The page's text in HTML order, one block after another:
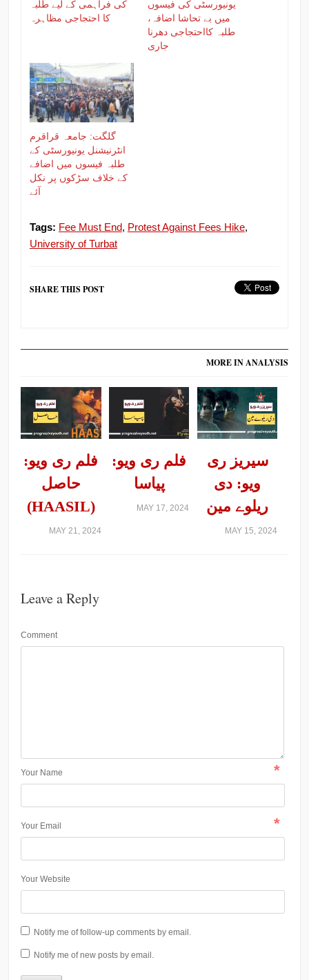
کی فراہمی کے لیے طلبہ
کا احتجاجی مظاہرہ
یونیورسٹی کی فیسوں
میں بے تحاشا اضافہ،
طلبہ کااحتجاجی دھرنا
جاری
گلگت: جامعہ قراقرم
انٹرنیشنل یونیورسٹی کے
طلبہ فیسوں میں اضافے
کے خلاف سڑکوں پر نکل
آئے
Tags: Fee Must End, Protest Against Fees Hike,
University of Turbat
SHARE THIS POST
MORE IN ANALYSIS
فلم ری ویو:
حاصل
(HAASIL)
MAY 21, 2024
فلم ری ویو:
پیاسا
MAY 17, 2024
سیریز ری
ویو: دی
ریلوے مین
MAY 15, 2024
Leave a Reply
Comment
Your Name *
Your Email *
Your Website
Notify me of follow-up comments by email.
Notify me of new posts by email.